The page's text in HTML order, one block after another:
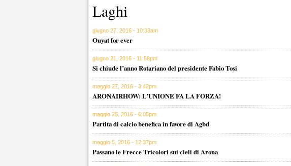
Laghi
giugno 27, 2016 - 10:33am
Ouyat for ever
giugno 21, 2016 - 11:58pm
Si chiude l’anno Rotariano del presidente Fabio Tosi
maggio 27, 2016 - 3:42pm
ARONAIRHOW: L’UNIONE FA LA FORZA!
maggio 25, 2016 - 6:05pm
Partita di calcio benefica in favore di Agbd
maggio 5, 2016 - 12:37pm
Passano le Frecce Tricolori sui cieli di Arona